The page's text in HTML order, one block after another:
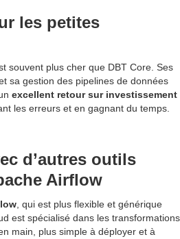
les petites
souvent plus cher que DBT Core. Ses
sa gestion des pipelines de données
excellent retour sur investissement
les erreurs et en gagnant du temps.
d’autres outils
Airflow
, qui est plus flexible et générique
est spécialisé dans les transformations
main, plus simple à déployer et à